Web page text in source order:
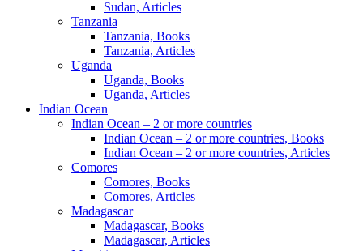
Sudan, Articles
Tanzania
Tanzania, Books
Tanzania, Articles
Uganda
Uganda, Books
Uganda, Articles
Indian Ocean
Indian Ocean – 2 or more countries
Indian Ocean – 2 or more countries, Books
Indian Ocean – 2 or more countries, Articles
Comores
Comores, Books
Comores, Articles
Madagascar
Madagascar, Books
Madagascar, Articles